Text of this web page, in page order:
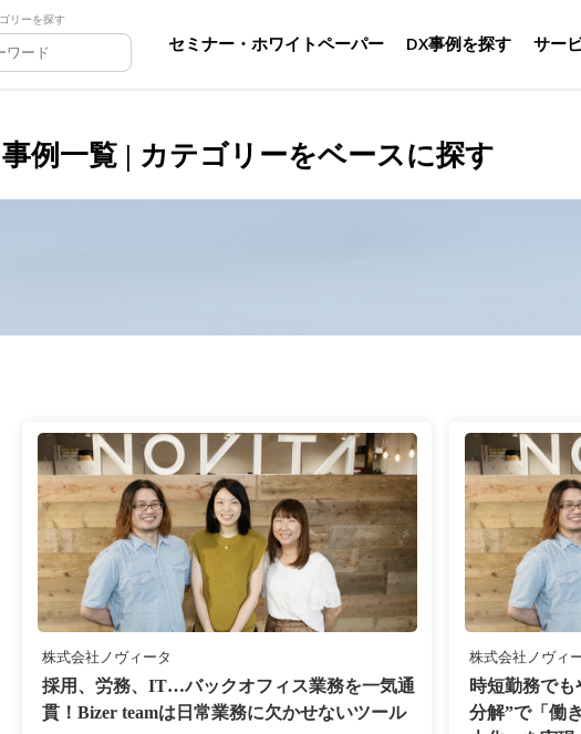
リーを探す
セミナー・ホワイトペーパー DX事例を探す サー
事例一覧 | カテゴリーをベースに探す
株式会社ノヴィータ
採用、労務、IT…バックオフィス業務を一気通
貫！Bizer teamは日常業務に欠かせないツール
株式会社ノヴィ
時短勤務で
分解”で「働